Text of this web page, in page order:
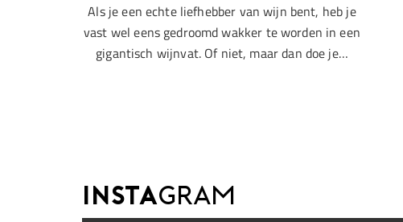
Als je een echte liefhebber van wijn bent, heb je
vast wel eens gedroomd wakker te worden in een
gigantisch wijnvat. Of niet, maar dan doe je…
INSTAGRAM